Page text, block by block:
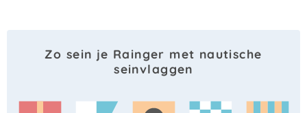
Zo sein je Rainger met nautische
seinvlaggen